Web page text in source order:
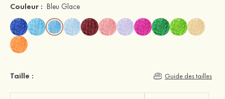
Couleur : Bleu Glace
Taille : Guide des tailles